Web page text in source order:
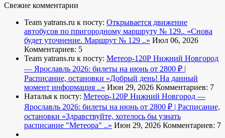
Свежие комментарии
Team yatrans.ru к посту: Открывается движение
автобусов по пригородному маршруту № 129.. «Снова
будет уточнение. Маршрут № 129 ..» Июл 06, 2026
Комментариев: 5
Team yatrans.ru к посту: Метеор-120Р Нижний Новгород
— Ярославль 2026: билеты на июнь от 2800 ₽ |
Расписание, остановки «Добрый день! На данный
момент информация ..» Июн 29, 2026 Комментариев: 7
Наталья к посту: Метеор-120Р Нижний Новгород —
Ярославль 2026: билеты на июнь от 2800 ₽ | Расписание,
остановки «Здравствуйте, хотелось бы узнать
расписание "Метеора" ..» Июн 29, 2026 Комментариев: 7